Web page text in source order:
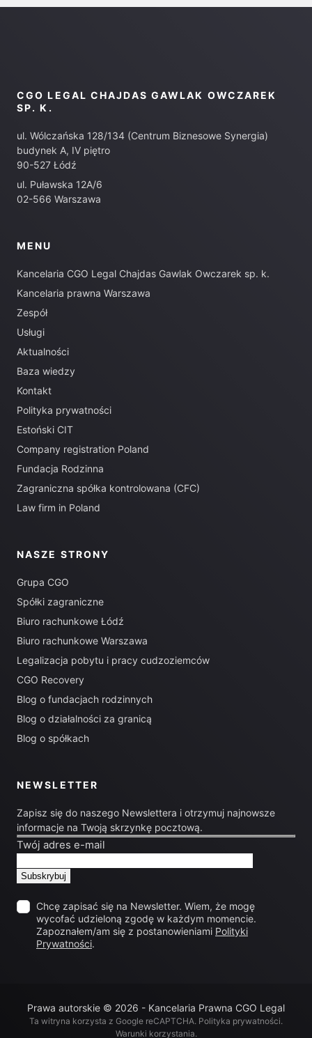
CGO LEGAL CHAJDAS GAWLAK OWCZAREK
SP. K.
ul. Wólczańska 128/134 (Centrum Biznesowe Synergia)
budynek A, IV piętro
90-527 Łódź
ul. Puławska 12A/6
02-566 Warszawa
MENU
Kancelaria CGO Legal Chajdas Gawlak Owczarek sp. k.
Kancelaria prawna Warszawa
Zespół
Usługi
Aktualności
Baza wiedzy
Kontakt
Polityka prywatności
Estoński CIT
Company registration Poland
Fundacja Rodzinna
Zagraniczna spółka kontrolowana (CFC)
Law firm in Poland
NASZE STRONY
Grupa CGO
Spółki zagraniczne
Biuro rachunkowe Łódź
Biuro rachunkowe Warszawa
Legalizacja pobytu i pracy cudzoziemców
CGO Recovery
Blog o fundacjach rodzinnych
Blog o działalności za granicą
Blog o spółkach
NEWSLETTER
Zapisz się do naszego Newslettera i otrzymuj najnowsze
informacje na Twoją skrzynkę pocztową.
Twój adres e-mail
Chcę zapisać się na Newsletter. Wiem, że mogę
wycofać udzieloną zgodę w każdym momencie.
Zapoznałem/am się z postanowieniami Polityki
Prywatności.
Prawa autorskie © 2026 - Kancelaria Prawna CGO Legal
Ta witryna korzysta z Google reCAPTCHA. Polityka prywatności.
Warunki korzystania.